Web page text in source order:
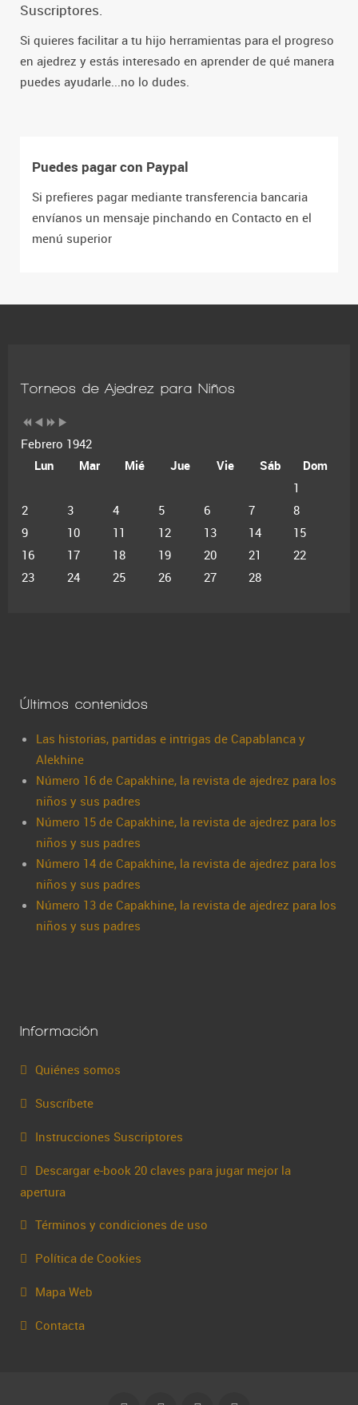
Suscriptores.
Si quieres facilitar a tu hijo herramientas para el progreso
en ajedrez y estás interesado en aprender de qué manera
puedes ayudarle...no lo dudes.
Puedes pagar con Paypal
Si prefieres pagar mediante transferencia bancaria
envíanos un mensaje pinchando en Contacto en el
menú superior
Torneos de Ajedrez para Niños
Febrero 1942
Lun
Mar Mié Jue Vie Sáb
Dom
1
2
3 4 5 6 7
8
9
10 11 12 13 14
15
16
17 18 19 20 21
22
23
24 25 26 27 28
Últimos contenidos
Las historias, partidas e intrigas de Capablanca y
Alekhine
Número 16 de Capakhine, la revista de ajedrez para los
niños y sus padres
Número 15 de Capakhine, la revista de ajedrez para los
niños y sus padres
Número 14 de Capakhine, la revista de ajedrez para los
niños y sus padres
Número 13 de Capakhine, la revista de ajedrez para los
niños y sus padres
Información
Quiénes somos
Suscríbete
Instrucciones Suscriptores
Descargar e-book 20 claves para jugar mejor la
apertura
Términos y condiciones de uso
Política de Cookies
Mapa Web
Contacta